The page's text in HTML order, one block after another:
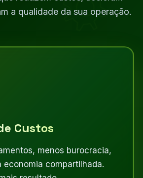
a qualidade da sua operação.
Custos
menos burocracia,
economia compartilhada.